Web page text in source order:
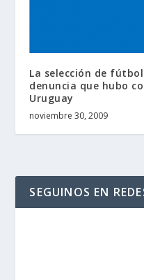
La selección de
denuncia que hubo
Uruguay
noviembre 30, 2009
SEGUINOS EN